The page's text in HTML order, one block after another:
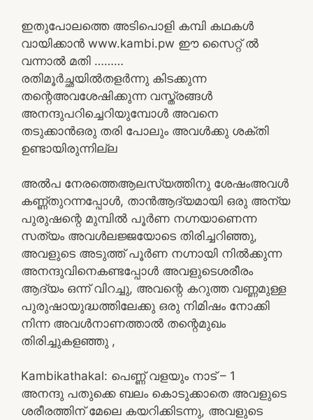
ഇതുപോലത്തെ അടിപൊളി കമ്പി കഥകൾ
വായിക്കാൻ www.kambi.pw ഈ സൈറ്റ് ൽ
വന്നാൽ മതി ………
രതിമൂർച്ഛയിൽതളർന്നു കിടക്കുന്ന
തന്റെഅവശേഷിക്കുന്ന വസ്ത്രങ്ങൾ
അനന്ദുപറിച്ചെറിയുമ്പോൾ അവനെ
തടുക്കാൻഒരു തരി പോലും അവൾക്കു ശക്തി
ഉണ്ടായിരുന്നില്ല
അൽപ നേരത്തെആലസ്യത്തിനു ശേഷംഅവൾ
കണ്ണ്തുറന്നപ്പോൾ, താൻആദ്യമായി ഒരു അന്യ
പുരുഷന്റെ മുമ്പിൽ പൂർണ നഗ്നയാണെന്ന
സത്യം അവൾലജ്ജയോടെ തിരിച്ചറിഞ്ഞു,
അവളുടെ അടുത്ത് പൂർണ നഗ്നായി നിൽക്കുന്ന
അനന്ദുവിനെകണ്ടപ്പോൾ അവളുടെശരീരം
ആദ്യം ഒന്ന് വിറച്ചു, അവന്റെ കറുത്ത വണ്ണമുള്ള
പുരുഷായുദ്ധത്തിലേക്കു ഒരു നിമിഷം നോക്കി
നിന്ന അവൾനാണത്താൽ തന്റെമുഖം
തിരിച്ചുകളഞ്ഞു ,
Kambikathakal: പെണ്ണ് വളയും നാട് – 1
അനന്ദു പതുക്കെ ബലം കൊടുക്കാതെ അവളുടെ
ശരീരത്തിന് മേലെ കയറിക്കിടന്നു, അവളുടെ